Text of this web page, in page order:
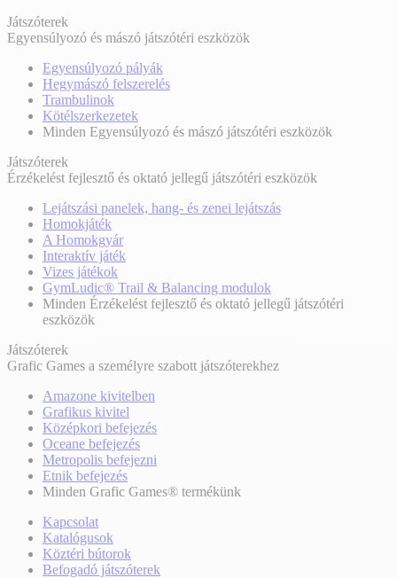
Játszóterek
Egyensúlyozó és mászó játszótéri eszközök
Egyensúlyozó pályák
Hegymászó felszerelés
Trambulinok
Kötélszerkezetek
Minden Egyensúlyozó és mászó játszótéri eszközök
Játszóterek
Érzékelést fejlesztő és oktató jellegű játszótéri eszközök
Lejátszási panelek, hang- és zenei lejátszás
Homokjáték
A Homokgyár
Interaktív játék
Vizes játékok
GymLudic® Trail & Balancing modulok
Minden Érzékelést fejlesztő és oktató jellegű játszótéri
eszközök
Játszóterek
Grafic Games a személyre szabott játszóterekhez
Amazone kivitelben
Grafikus kivitel
Középkori befejezés
Oceane befejezés
Metropolis befejezni
Etnik befejezés
Minden Grafic Games® termékünk
Kapcsolat
Katalógusok
Köztéri bútorok
Befogadó játszóterek